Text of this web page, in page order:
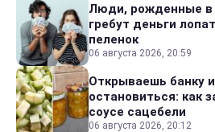
Люди, рожденные в
гребут деньги
пеленок
06 августа 2026, 20:59
Открываешь банку
остановиться: как
соусе сацебели
06 августа 2026, 20:12